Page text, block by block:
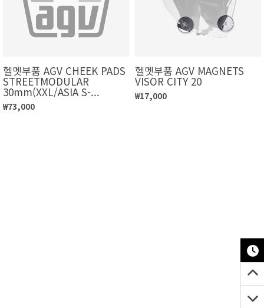
헬멧부품 AGV CHEEK PADS
STREETMODULAR
30mm(XXL/ASIA S-...
₩73,000
헬멧부품 AGV MAGNETS
VISOR CITY 20
₩17,000